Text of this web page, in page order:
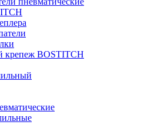
крепеж BOSTITCH